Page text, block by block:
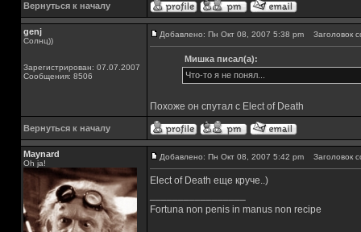
Вернуться к началу
genj
Солнц))
Зарегистрирован: 07.07.2007
Сообщения: 8506
Добавлено: Пн Окт 08, 2007 5:38 pm Заголовок
Мишка писал(а):
Что-то я не понял...
Похоже он спутал с Elect of Death
Вернуться к началу
Maynard
Oh ja!
Добавлено: Пн Окт 08, 2007 5:42 pm Заголовок
Elect of Death еще круче..)
Fortuna non penis in manus non recipe